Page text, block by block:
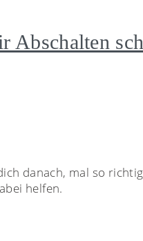
Abschalten
danach, mal so
helfen.